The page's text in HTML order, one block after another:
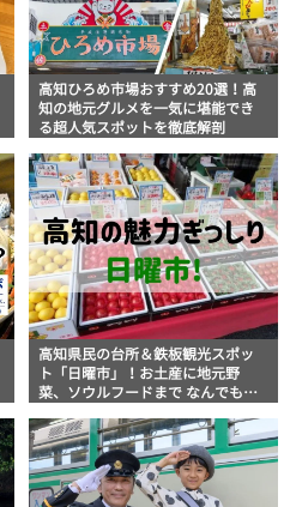
高知ひろめ市場おすすめ20選！高
知の地元グルメを一気に堪能でき
る超人気スポットを徹底解剖
高知県民の台所＆鉄板観光スポッ
ト「日曜市」！お土産に地元野
菜、ソウルフードまで なんでもそ
説！